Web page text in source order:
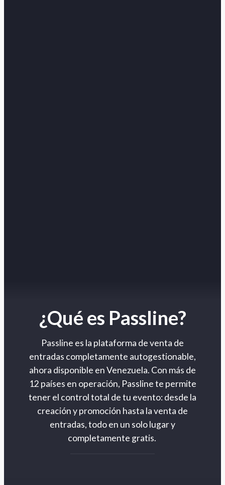
¿Qué es Passline?
Passline es la plataforma de venta de
entradas completamente autogestionable,
ahora disponible en Venezuela. Con más de
12 países en operación, Passline te permite
tener el control total de tu evento: desde la
creación y promoción hasta la venta de
entradas, todo en un solo lugar y
completamente gratis.